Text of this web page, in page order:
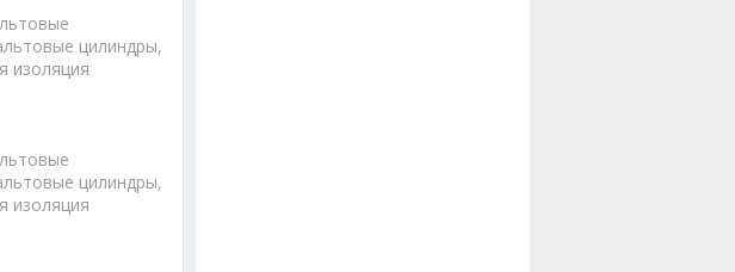
цилиндры,
изоляция
цилиндры,
изоляция